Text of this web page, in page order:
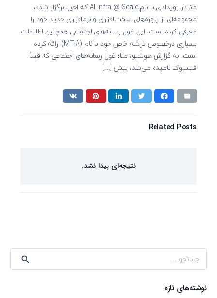
متا در رویدادی با نام AI Infra @ Scale که اخیرا برگزار شده،
مجموعه‌ای از پروژه‌های سخت‌افزاری و نرم‌افزاری جدید خود را
معرفی کرده است. این غول رسانه‌های اجتماعی همچنین اطلاعات
بسیاری درخصوص تراشه خاص خود با نام (MTIA) ارائه کرده
است. به گزارش هوشیو، متا؛ غول رسانه‌های اجتماعی که قبلاً
فیسبوک نامیده می‌شد، بیش […]
Related Posts
نتیجه‌ای پیدا نشد.
برای:
نوشته‌های تازه